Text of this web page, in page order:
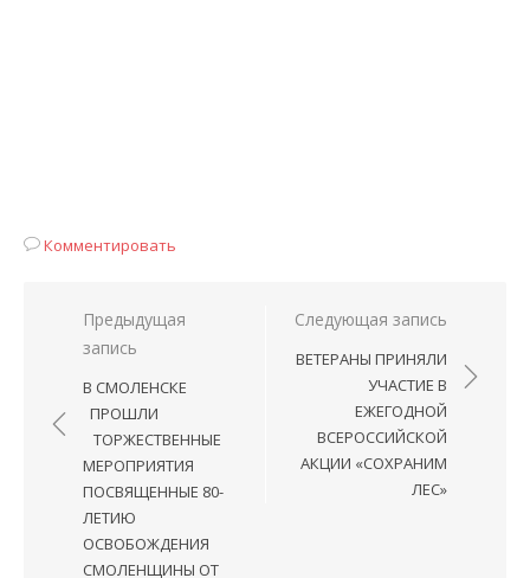
Комментировать
Навигация
записям
Предыдущая
запись
В СМОЛЕНСКЕ
ПРОШЛИ
ТОРЖЕСТВЕННЫЕ
МЕРОПРИЯТИЯ
ПОСВЯЩЕННЫЕ 80-
ЛЕТИЮ
ОСВОБОЖДЕНИЯ
СМОЛЕНЩИНЫ ОТ
Следующая запись
ВЕТЕРАНЫ ПРИНЯЛИ
УЧАСТИЕ В
ЕЖЕГОДНОЙ
ВСЕРОССИЙСКОЙ
АКЦИИ «СОХРАНИМ
ЛЕС»